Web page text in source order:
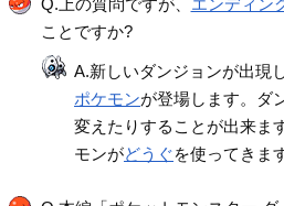
ことですか?
A.新しいダンジョンが出現
ポケモンが登場します。ダ
変えたりすることが出来ま
モンがどうぐを使ってきま